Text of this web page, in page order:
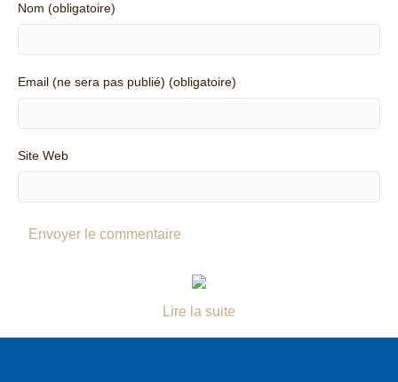
Nom (obligatoire)
Email (ne sera pas publié) (obligatoire)
Site Web
Lire la suite